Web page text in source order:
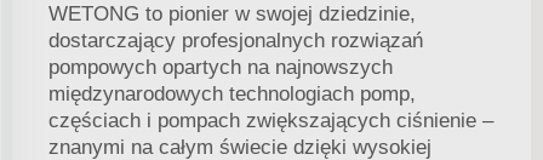
WETONG to pionier w swojej dziedzinie,
dostarczający profesjonalnych rozwiązań
pompowych opartych na najnowszych
międzynarodowych technologiach pomp,
częściach i pompach zwiększających ciśnienie –
znanymi na całym świecie dzięki wysokiej